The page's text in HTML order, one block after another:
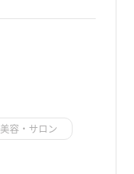
美容・サロン